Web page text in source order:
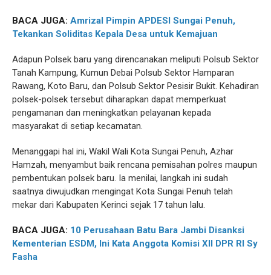
BACA JUGA: Amrizal Pimpin APDESI Sungai Penuh,
Tekankan Soliditas Kepala Desa untuk Kemajuan
Adapun Polsek baru yang direncanakan meliputi Polsub Sektor
Tanah Kampung, Kumun Debai Polsub Sektor Hamparan
Rawang, Koto Baru, dan Polsub Sektor Pesisir Bukit. Kehadiran
polsek-polsek tersebut diharapkan dapat memperkuat
pengamanan dan meningkatkan pelayanan kepada
masyarakat di setiap kecamatan.
Menanggapi hal ini, Wakil Wali Kota Sungai Penuh, Azhar
Hamzah, menyambut baik rencana pemisahan polres maupun
pembentukan polsek baru. Ia menilai, langkah ini sudah
saatnya diwujudkan mengingat Kota Sungai Penuh telah
mekar dari Kabupaten Kerinci sejak 17 tahun lalu.
BACA JUGA: 10 Perusahaan Batu Bara Jambi Disanksi
Kementerian ESDM, Ini Kata Anggota Komisi XII DPR RI Sy
Fasha